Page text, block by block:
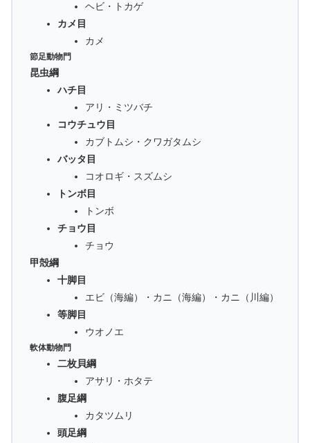
ヘビ・トカゲ
カメ目
カメ
節足動物門
昆虫綱
ハチ目
アリ・ミツバチ
コウチュウ目
カブトムシ・クワガタムシ
バッタ目
コオロギ・スズムシ
トンボ目
トンボ
チョウ目
チョウ
甲殻綱
十脚目
エビ（海編）・カニ（海編）・カニ（川編）
等脚目
ウオノエ
軟体動物門
二枚貝綱
アサリ・ホタテ
腹足綱
カタツムリ
頭足綱